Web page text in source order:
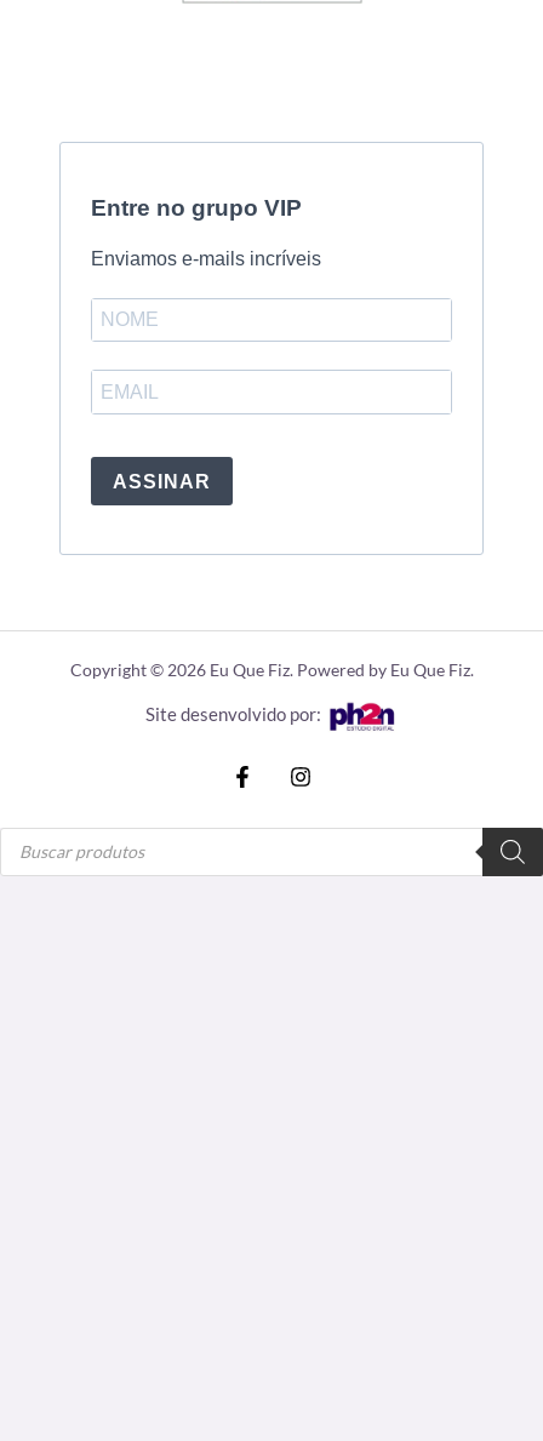
Entre no grupo VIP
Enviamos e-mails incríveis
ASSINAR
Copyright © 2026 Eu Que Fiz. Powered by Eu Que Fiz.
Site desenvolvido por:
Pesquisar
produtos